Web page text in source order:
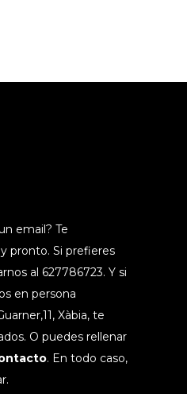
email? Te
pronto. Si prefieres
al 627786723. Y si
en persona
Xàbia, te
O puedes rellenar
. En todo caso,